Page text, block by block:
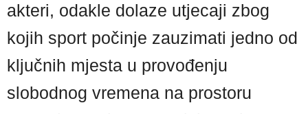
akteri, odakle dolaze utjecaji zbog
kojih sport počinje zauzimati jedno od
ključnih mjesta u provođenju
slobodnog vremena na prostoru